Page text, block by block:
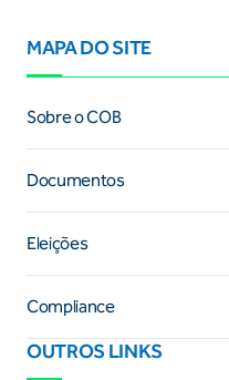
MAPA DO SITE
Sobre o COB
Documentos
Eleições
Compliance
OUTROS LINKS